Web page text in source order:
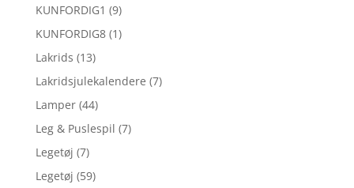
KUNFORDIG1 (9)
KUNFORDIG8 (1)
Lakrids (13)
Lakridsjulekalendere (7)
Lamper (44)
Leg & Puslespil (7)
Legetøj (7)
Legetøj (59)